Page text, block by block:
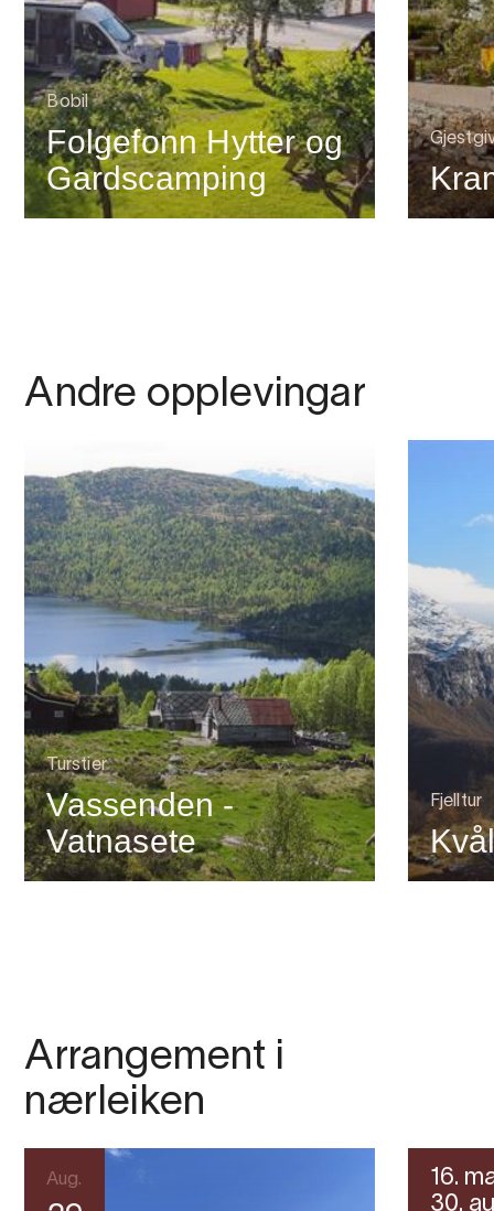
Bobil
Folgefonn Hytter og
Gardscamping
Andre opplevingar
Turstier
Vassenden -
Vatnasete
Fjelltur
Arrangement i
nærleiken
Aug.
16.
30.